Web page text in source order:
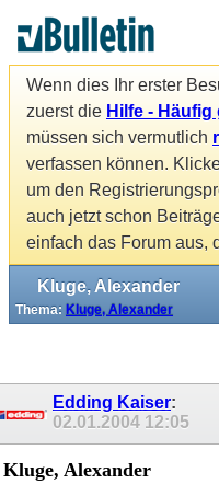
Wenn dies Ihr erster
zuerst die Hilfe -
müssen sich vermutlich
verfassen können.
um den
auch jetzt schon
einfach das Forum aus,
Kluge, Alexander
Thema: Kluge, Alexander
Edding Kaiser:
02.01.2004 12:05
Kluge, Alexander